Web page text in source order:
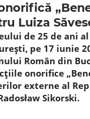
Luiza
de 25 de ani
pe 17 iunie
Român din
onorifice
externe al
Sikorski.